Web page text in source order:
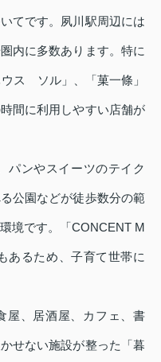
てです。夙川駅周辺には
内に多数あります。特に
ウス ソル」、「菓一條」
間に利用しやすい店舗が
パンやスイーツのテイク
公園などが徒歩数分の範
境です。「CONCENT M
あるため、子育て世帯に
屋、居酒屋、カフェ、書
せない施設が整った「暮